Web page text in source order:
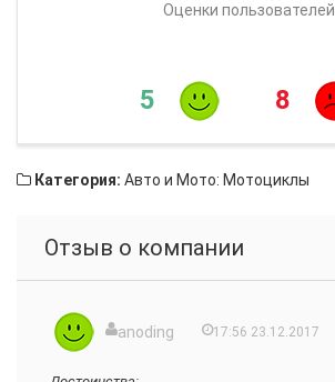
Оценки пользователей
5 8
Категория: Авто и Мото: Мотоциклы
Отзыв о компании
anoding 17:56 23.12.2017